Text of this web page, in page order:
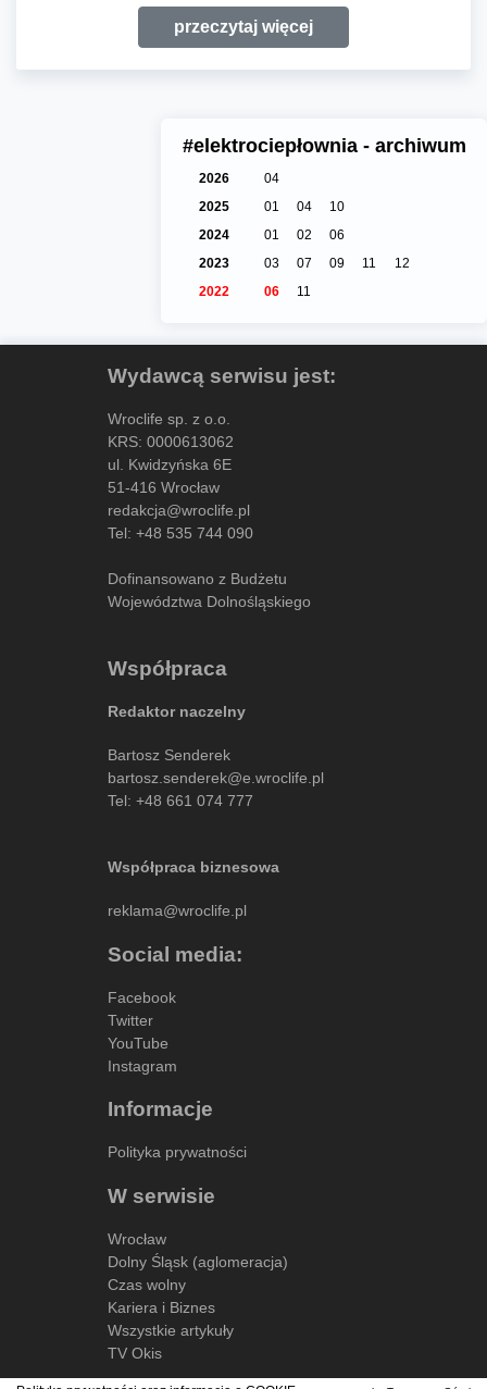
przeczytaj więcej
#elektrociepłownia - archiwum
2026
04
2025
01 04
10
2024
01 02
06
2023
03 07 09 11
12
2022
06 11
Wydawcą serwisu jest:
Wroclife sp. z o.o.
KRS: 0000613062
ul. Kwidzyńska 6E
51-416 Wrocław
redakcja@wroclife.pl
Tel: +48 535 744 090
Dofinansowano z Budżetu
Województwa Dolnośląskiego
Współpraca
Redaktor naczelny
Bartosz Senderek
bartosz.senderek@e.wroclife.pl
Tel: +48 661 074 777
Współpraca biznesowa
reklama@wroclife.pl
Social media:
Facebook
Twitter
YouTube
Instagram
Informacje
Polityka prywatności
W serwisie
Wrocław
Dolny Śląsk (aglomeracja)
Czas wolny
Kariera i Biznes
Wszystkie artykuły
TV Okis